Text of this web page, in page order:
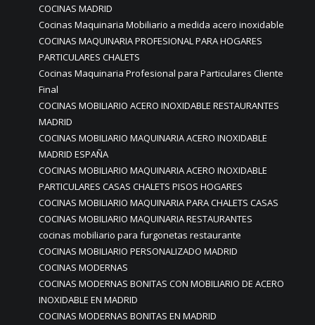
COCINAS MADRID
Cocinas Maquinaria Mobiliario a medida acero inoxidable
COCINAS MAQUINARIA PROFESIONAL PARA HOGARES
PARTICULARES CHALETS
Cocinas Maquinaria Profesional para Particulares Cliente
Final
COCINAS MOBILIARIO ACERO INOXIDABLE RESTAURANTES
MADRID
COCINAS MOBILIARIO MAQUINARIA ACERO INOXIDABLE
MADRID ESPAÑA
COCINAS MOBILIARIO MAQUINARIA ACERO INOXIDABLE
PARTICULARES CASAS CHALETS PISOS HOGARES
COCINAS MOBILIARIO MAQUINARIA PARA CHALETS CASAS
COCINAS MOBILIARIO MAQUINARIA RESTAURANTES
cocinas mobiliario para furgonetas restaurante
COCINAS MOBILIARIO PERSONALIZADO MADRID
COCINAS MODERNAS
COCINAS MODERNAS BONITAS CON MOBILIARIO DE ACERO
INOXIDABLE EN MADRID
COCINAS MODERNAS BONITAS EN MADRID